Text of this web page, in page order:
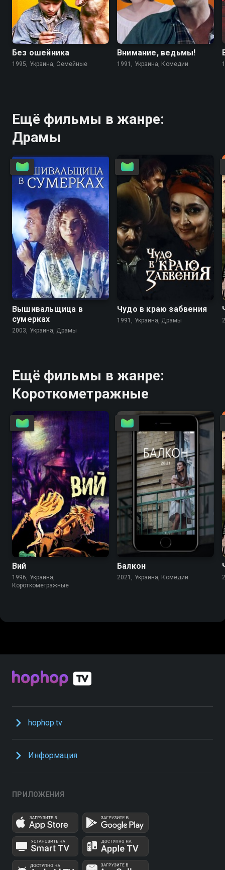
6.7 4.6
Без ошейника
1995, Украина, Семейные
5.6
Внимание, ведьмы!
1991, Украина, Комедии
Ещё фильмы в жанре:
Драмы
Вышивальщица в
сумерках
2003, Украина, Драмы
Чудо в краю забвения
1991, Украина, Драмы
Ещё фильмы в жанре:
Короткометражные
7.1 7.0
Вий
1996, Украина,
Короткометражные
7.7
Балкон
2021, Украина, Комедии
hophop.tv
Информация
ПРИЛОЖЕНИЯ